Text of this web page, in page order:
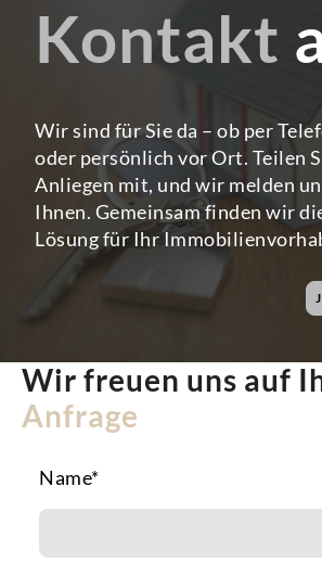
Kontakt
Wir sind für Sie da – ob per
oder persönlich vor Ort. Teilen
Anliegen mit, und wir melden
Ihnen. Gemeinsam finden wir
Lösung für Ihr
Wir freuen uns auf
Anfrage
Name*